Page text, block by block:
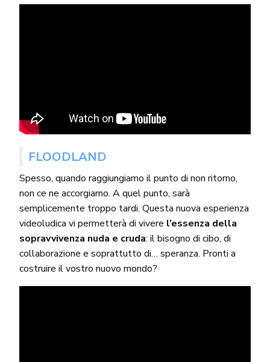
FLOODLAND
Spesso, quando raggiungiamo il punto di non ritorno,
non ce ne accorgiamo. A quel punto, sarà
semplicemente troppo tardi. Questa nuova esperienza
videoludica vi permetterà di vivere l’essenza della
sopravvivenza nuda e cruda: il bisogno di cibo, di
collaborazione e soprattutto di… speranza. Pronti a
costruire il vostro nuovo mondo?